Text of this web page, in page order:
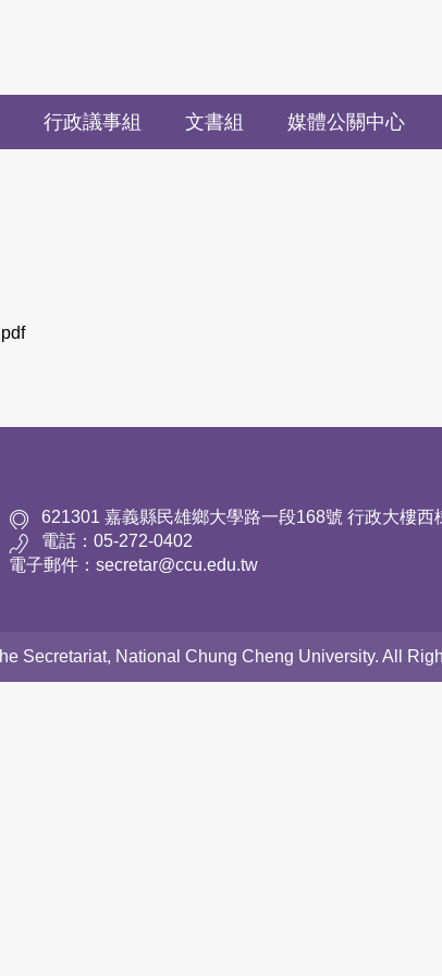
行政議事組 文書組 媒體公關中心
621301 嘉義縣民雄鄉大學路一段168號 行政大樓西
電話：05-272-0402
電子郵件：secretar@ccu.edu.tw
Secretariat, National Chung Cheng University. All